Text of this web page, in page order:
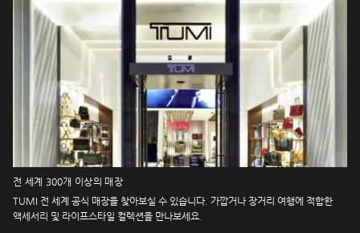
전 세계 300개 이상의 매장
TUMI 전 세계 공식 매장을 찾아보실 수 있습니다. 가깝거나 장거리 여행에 적합한
액세서리 및 라이프스타일 컬렉션을 만나보세요.